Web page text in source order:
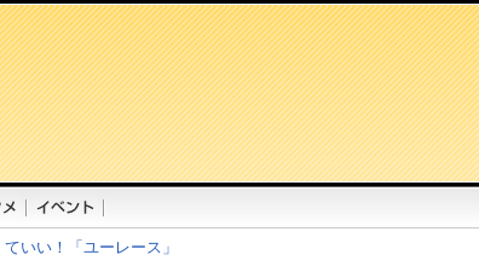
いい！「ユーレース」